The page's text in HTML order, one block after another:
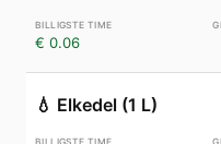
€ 0.06
💧 Elkedel (1 L)